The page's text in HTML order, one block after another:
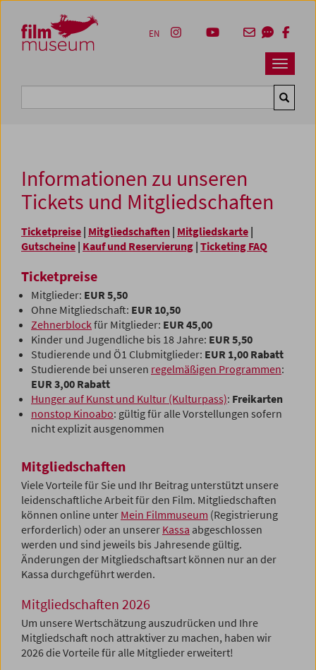
Zum Inhalt
Zum Hauptmenü
Zur Servicenavigation
Zum Suche
Navbar
EN
Informationen zu unseren
Tickets und Mitgliedschaften
Ticketpreise | Mitgliedschaften | Mitgliedskarte |
Gutscheine | Kauf und Reservierung | Ticketing FAQ
Ticketpreise
Mitglieder: EUR 5,50
Ohne Mitgliedschaft: EUR 10,50
Zehnerblockfür Mitglieder: EUR 45,00
Kinder und Jugendliche bis 18 Jahre: EUR 5,50
Studierende und Ö1 Clubmitglieder: EUR 1,00 Rabatt
Studierende bei unseren regelmäßigen Programmen:
EUR 3,00 Rabatt
Hunger auf Kunst und Kultur (Kulturpass): Freikarten
nonstop Kinoabo: gültig für alle Vorstellungen sofern
nicht explizit ausgenommen
Mitgliedschaften
Viele Vorteile für Sie und Ihr Beitrag unterstützt unsere
leidenschaftliche Arbeit für den Film. Mitgliedschaften
können online unter Mein Filmmuseum (Registrierung
erforderlich) oder an unserer Kassa abgeschlossen
werden und sind jeweils bis Jahresende gültig.
Änderungen der Mitgliedschaftsart können nur an der
Kassa durchgeführt werden.
Mitgliedschaften 2026
Um unsere Wertschätzung auszudrücken und Ihre
Mitgliedschaft noch attraktiver zu machen, haben wir
2026 die Vorteile für alle Mitglieder erweitert!